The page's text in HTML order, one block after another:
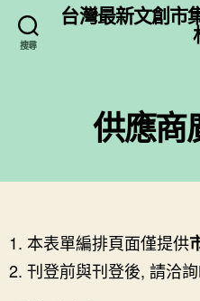
搜尋
台灣最新文創市
供應商
本表單編排頁面僅提供
刊登前與刊登後, 請洽